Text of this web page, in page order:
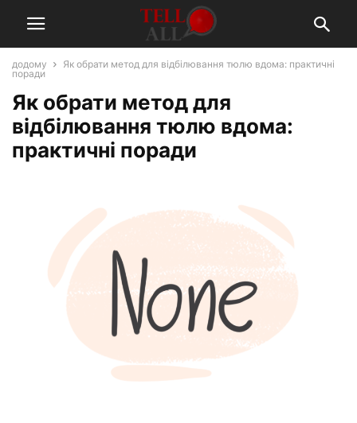
додому
Як обрати метод для відбілювання тюлю вдома: практичні
поради
Як обрати метод для
відбілювання тюлю вдома:
практичні поради